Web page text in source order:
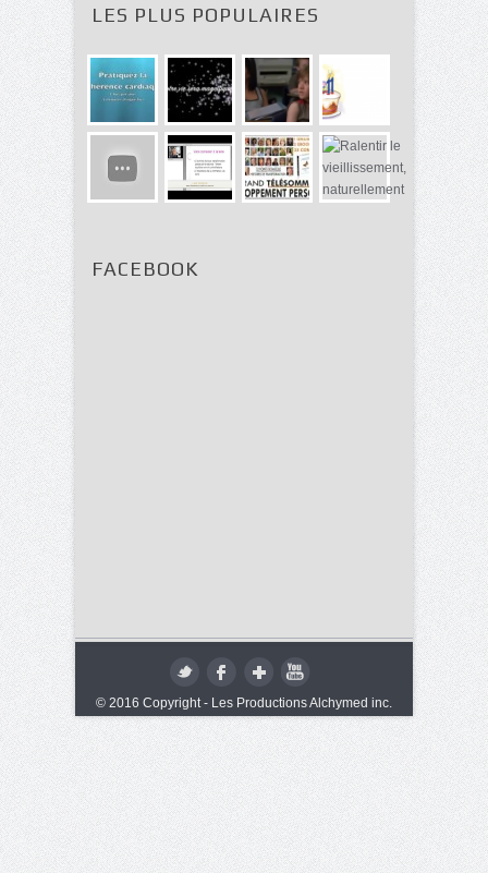
LES PLUS POPULAIRES
FACEBOOK
© 2016 Copyright - Les Productions Alchymed inc.